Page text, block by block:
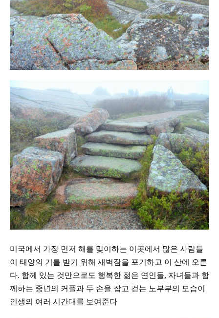
미국에서 가장 먼저 해를 맞이하는 이곳에서 많은 사람들
이 태양의 기를 받기 위해 새벽잠을 포기하고 이 산에 오른
다. 함께 있는 것만으로도 행복한 젊은 연인들, 자녀들과 함
께하는 중년의 커플과 두 손을 잡고 걷는 노부부의 모습이
인생의 여러 시간대를 보여준다